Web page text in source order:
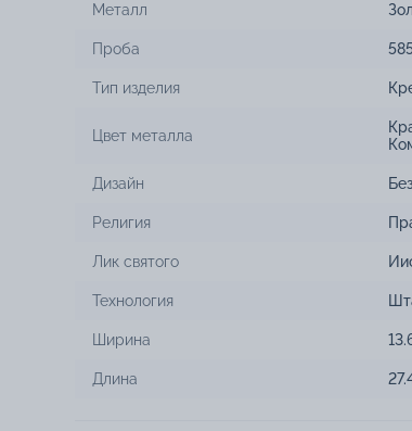
Металл
Проба
Тип изделия
Цвет металла
Дизайн
Религия
Лик святого
Технология
Ширина
Длина